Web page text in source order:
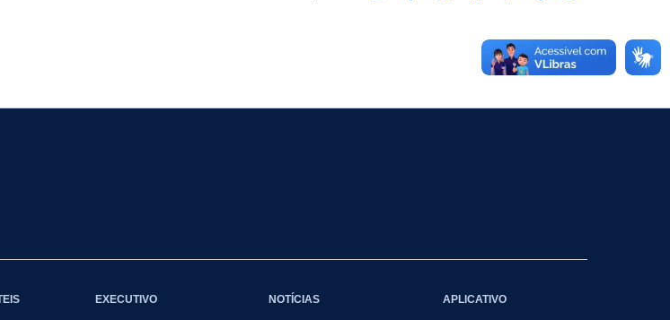
EXECUTIVO NOTÍCIAS APLICATIVO